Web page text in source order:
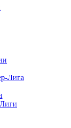
Лига